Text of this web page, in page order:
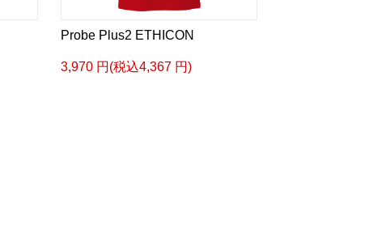
Probe Plus2 ETHICON
3,970 円(税込4,367 円)